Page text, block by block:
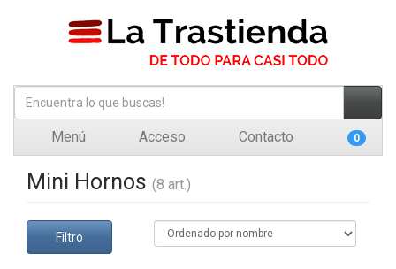
Menú Acceso Contacto 0
Mini Hornos (8 art.)
Filtro